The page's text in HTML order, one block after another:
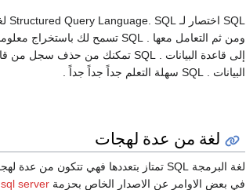
البيانات . SQL سهلة التعلم جداً جداً جداً .
لغة من عدة لهجات
لغة البرمجة SQL تمتاز بتعددها فهي تتكون من عدة لهجات ، فالاصدار الخاص بها من حزمة
في بعض الاوامر عن الاصدار الخاص بحزمة sql server